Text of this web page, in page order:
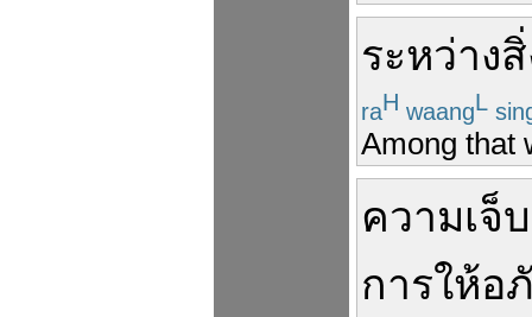
ระหว่าง
raH waangL
Among that
ความเจ็
การให้อ